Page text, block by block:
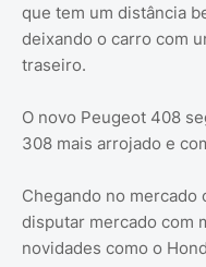
que tem um distância
deixando o carro com
traseiro.
O novo Peugeot 408
308 mais arrojado e
Chegando no
disputar mercado com
novidades como o